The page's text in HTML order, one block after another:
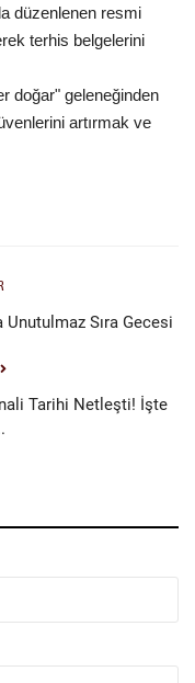
düzenlenen resmi
terhis belgelerini
doğar" geleneğinden
artırmak ve
Unutulmaz Sıra Gecesi
Tarihi Netleşti! İşte